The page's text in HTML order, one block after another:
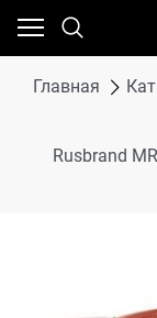
Главная
Rusbrand